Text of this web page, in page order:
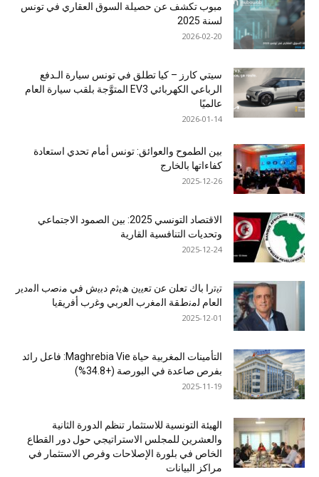
مبوب تكشف عن حصيلة السوق العقاري في تونس
لسنة 2025
2026-02-20
سيتي كارز – كيا تطلق في تونس سيارة الـدفع
الرباعي الكهربائي EV3 المتوَّجة بلقب سيارة العام
عالميًا
2026-01-14
بين الطموح والعوائق: تونس أمام تحدي استعادة
كفاءاتها بالخارج
2025-12-26
الاقتصاد التونسي 2025: بين الصمود الاجتماعي
وتحديات التنافسية القارية
2025-12-24
ﺗﯾﺗرا ﺑﺎك ﺗﻌﻠن ﻋن ﺗﻌﯾﯾن ھﯾﺛم دﺑﯾش ﻓﻲ ﻣﻧﺻب اﻟﻣدﯾر
اﻟﻌﺎم ﻟﻣﻧطﻘﺔ اﻟﻣﻐرب اﻟﻌرﺑﻲ وﻏرب أﻓرﯾﻘﯾﺎ
2025-12-01
التأمينات المغربية حياة Maghrebia Vie: فاعل رائد
بفرص صاعدة في البورصة (+34.8%)
2025-11-19
الهيئة التونسية للاستثمار تنظم الدورة الثانية
والعشرين للمجلس الاستراتيجي حول دور القطاع
الخاص في بلورة الإصلاحات وفرص الاستثمار في
مراكز البيانات